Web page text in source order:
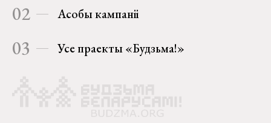
02 Асобы кампаніі
03 Усе праекты «Будзьма!»